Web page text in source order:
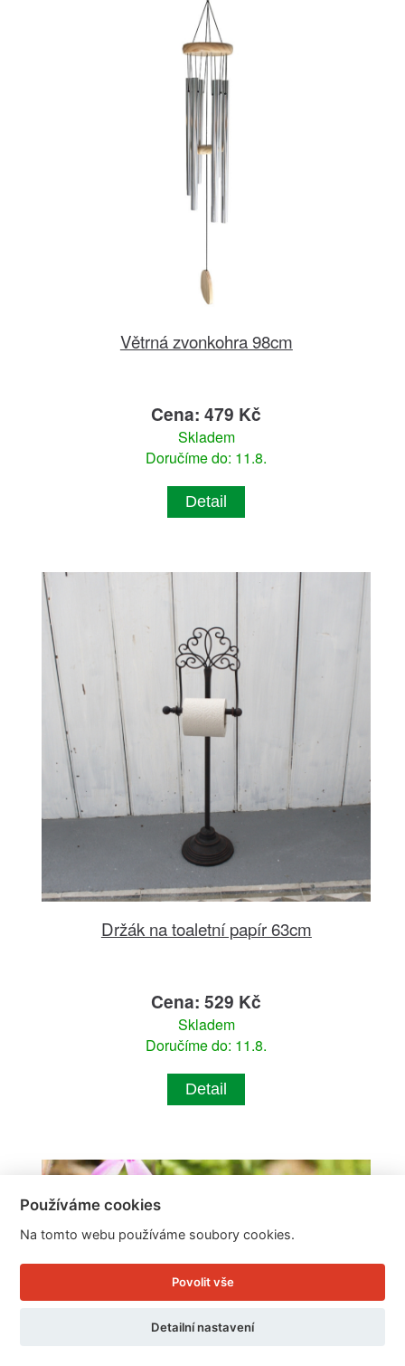
Větrná zvonkohra 98cm
Cena: 479 Kč
Skladem
Doručíme do: 11.8.
Detail
Držák na toaletní papír 63cm
Cena: 529 Kč
Skladem
Doručíme do: 11.8.
Detail
Používáme cookies
Na tomto webu používáme soubory cookies.
Povolit vše
Detailní nastavení